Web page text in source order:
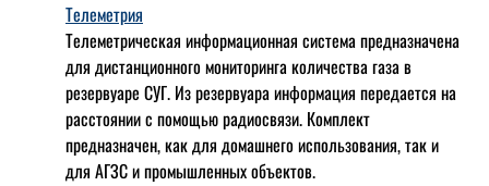
Телеметрия
Телеметрическая информационная система предназначена
для дистанционного мониторинга количества газа в
резервуаре СУГ. Из резервуара информация передается на
расстоянии с помощью радиосвязи. Комплект
предназначен, как для домашнего использования, так и
для АГЗС и промышленных объектов.